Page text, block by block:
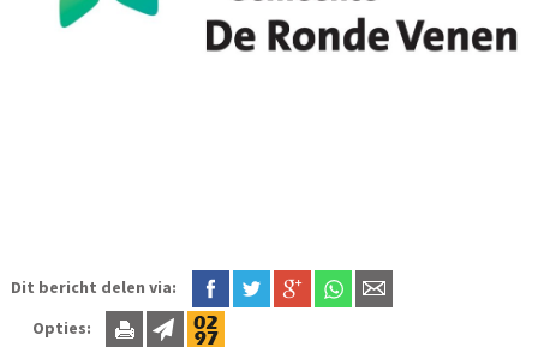
Dit bericht delen via:
Opties: